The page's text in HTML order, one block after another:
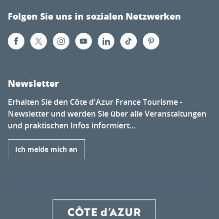
Folgen Sie uns in sozialen Netzwerken
Newsletter
Erhalten Sie den Côte d'Azur France Tourisme -
Newsletter und werden Sie über alle Veranstaltungen
und praktischen Infos informiert...
Ich melde mich an